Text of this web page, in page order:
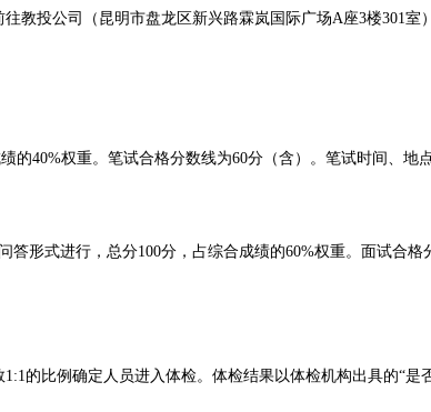
教投公司（昆明市盘龙区新兴路霖岚国际广场A座3楼301室
的40%权重。笔试合格分数线为60分（含）。笔试时间、地
形式进行，总分100分，占综合成绩的60%权重。面试合
的比例确定人员进入体检。体检结果以体检机构出具的“